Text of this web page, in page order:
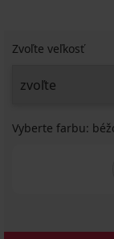
Zvoľte veľkosť
Vyberte farbu: